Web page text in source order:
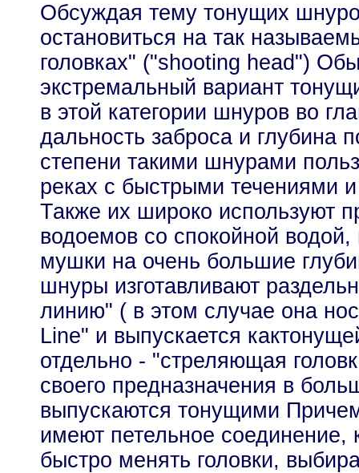
Обсуждая тему тонущих
остановиться на так
головках" ("shooting head")
экстремальный вариант
в этой категории шнуров во
дальность заброса и глубина
степени такими шнурами
реках с быстрыми течениями
Также их широко используют
водоемов со спокойной
мушки на очень большие
шнуры изготавливают
линию" ( в этом случае она
Line" и выпускается
отдельно - "стреляющая
своего предназначения в
выпускаются тонущими
имеют петельное соединение,
быстро менять головки,